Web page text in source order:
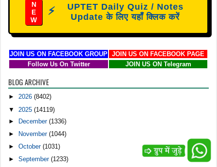
N
E
W
⚡
UPTET Daily Quiz / Notes
Update के लिए यहाँ क्लिक करें
JOIN US ON FACEBOOK GROUP
JOIN US ON FACEBOOK PAGE
Follow Us On Twitter
JOIN US ON Telegram
BLOG ARCHIVE
►2026(8402)
▼ 2025(14119)
►
December(1336)
►
November(1044)
►October(1031)
►September(1233)